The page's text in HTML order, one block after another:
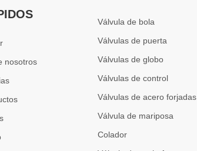
nosotros
Válvula de bola
Válvulas de puerta
Válvulas de globo
Válvulas de control
Válvulas de acero forjadas
Válvula de mariposa
Colador